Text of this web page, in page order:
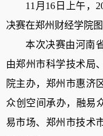
11 月 16日上午，
决赛在郑州财经学院
本次决赛由河南
由郑州市科学技术局、
院主办， 郑州市惠济
众创空间承办，融易
易市场、郑州市技术